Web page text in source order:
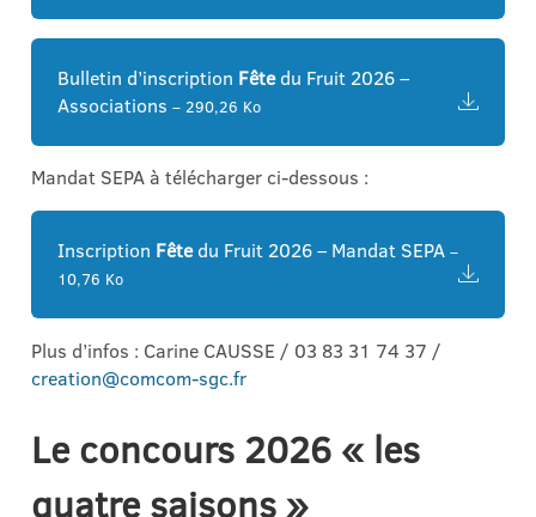
Bulletin d’inscription Fêtedu Fruit 2026 –
Associations – 290,26 Ko
Mandat SEPA à télécharger ci-dessous :
Inscription Fêtedu Fruit 2026 – Mandat SEPA –
10,76 Ko
Plus d’infos : Carine CAUSSE / 03 83 31 74 37 /
creation@comcom-sgc.fr
Le concours 2026 « les
quatre saisons »